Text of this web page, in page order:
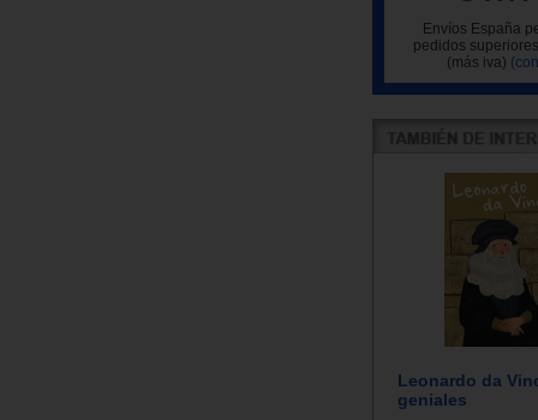
Envíos España
pedidos
(más iva)
Leonardo da
geniales